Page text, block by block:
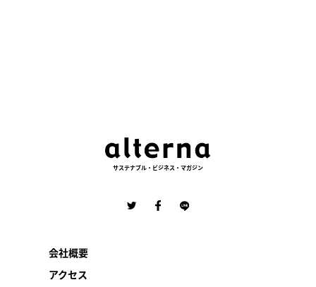
サステナブル・ビジネス・マガジン
会社概要
アクセス